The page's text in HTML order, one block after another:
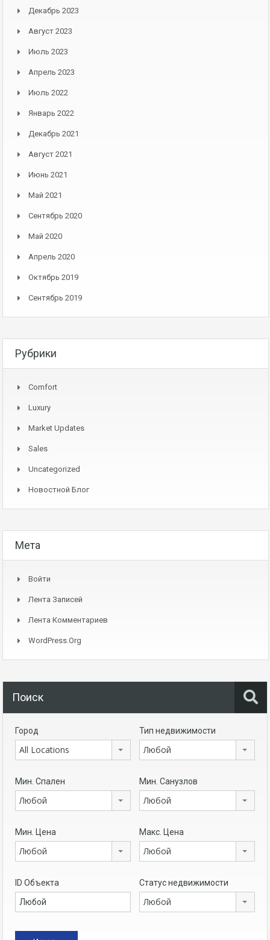
Декабрь 2023
Август 2023
Июль 2023
Апрель 2023
Июль 2022
Январь 2022
Декабрь 2021
Август 2021
Июнь 2021
Май 2021
Сентябрь 2020
Май 2020
Апрель 2020
Октябрь 2019
Сентябрь 2019
Рубрики
Comfort
Luxury
Market Updates
Sales
Uncategorized
Новостной Блог
Мета
Войти
Лента Записей
Лента Комментариев
WordPress.org
Поиск
Город
All Locations
Тип недвижимости
Любой
Мин. Спален
Любой
Мин. Санузлов
Любой
Мин. Цена
Любой
Макс. Цена
Любой
ID Объекта Статус недвижимости
Любой